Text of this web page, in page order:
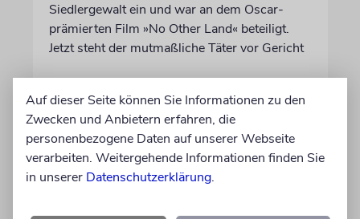
Siedlergewalt ein und war an dem Oscar-
prämierten Film »No Other Land« beteiligt.
Jetzt steht der mutmaßliche Täter vor Gericht
07.08.2026
Auf dieser Seite können Sie Informationen zu den
Zwecken und Anbietern erfahren, die
personenbezogene Daten auf unserer Webseite
verarbeiten. Weitergehende Informationen finden Sie
in unserer Datenschutzerklärung.